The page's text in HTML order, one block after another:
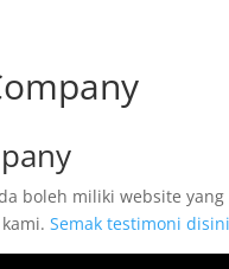
boleh miliki website
kami.Semak testimoni disini